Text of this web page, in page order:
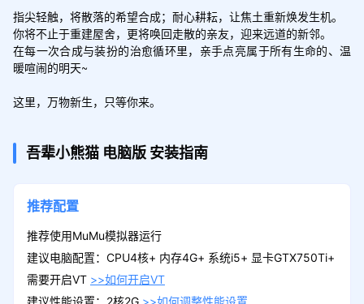
指尖轻触，将散落的希望合成；耐心耕耘，让焦土重新焕发生机。
你将不止于重建屋舍，更将唤回走散的亲友，迎来远道的新邻。
在每一次合成与装扮的治愈循环里，亲手点亮属于所有生命的、温
暖喧闹的明天~
这里，万物新生，只等你来。
吾辈小熊猫 电脑版 安装指南
推荐配置
推荐使用MuMu模拟器运行
建议电脑配置：CPU4核+ 内存4G+ 系统i5+ 显卡GTX750Ti+
需要开启VT >>如何开启VT
建议性能设置：2核2G >>如何调整性能设置